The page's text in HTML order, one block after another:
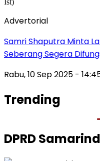
Advertorial
Samri Shaputra Minta
Seberang Segera
Rabu, 10 Sep 2025 -
Trending
DPRD